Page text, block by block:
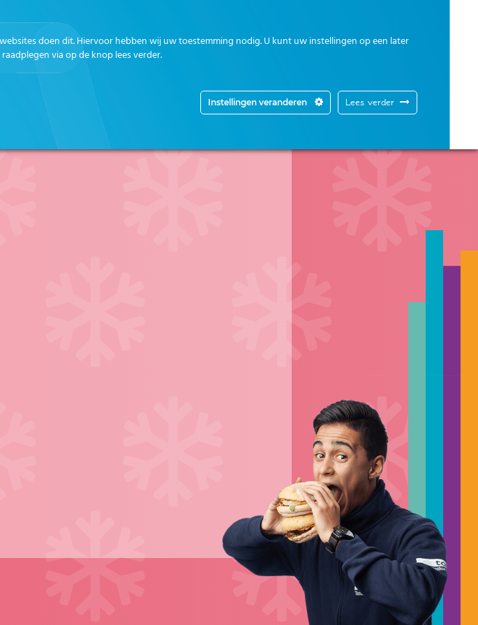
doen dit. Hiervoor hebben wij uw toestemming nodig. U kunt uw instellingen op een later
via op de knop lees verder.
Lees verder
Instellingen veranderen